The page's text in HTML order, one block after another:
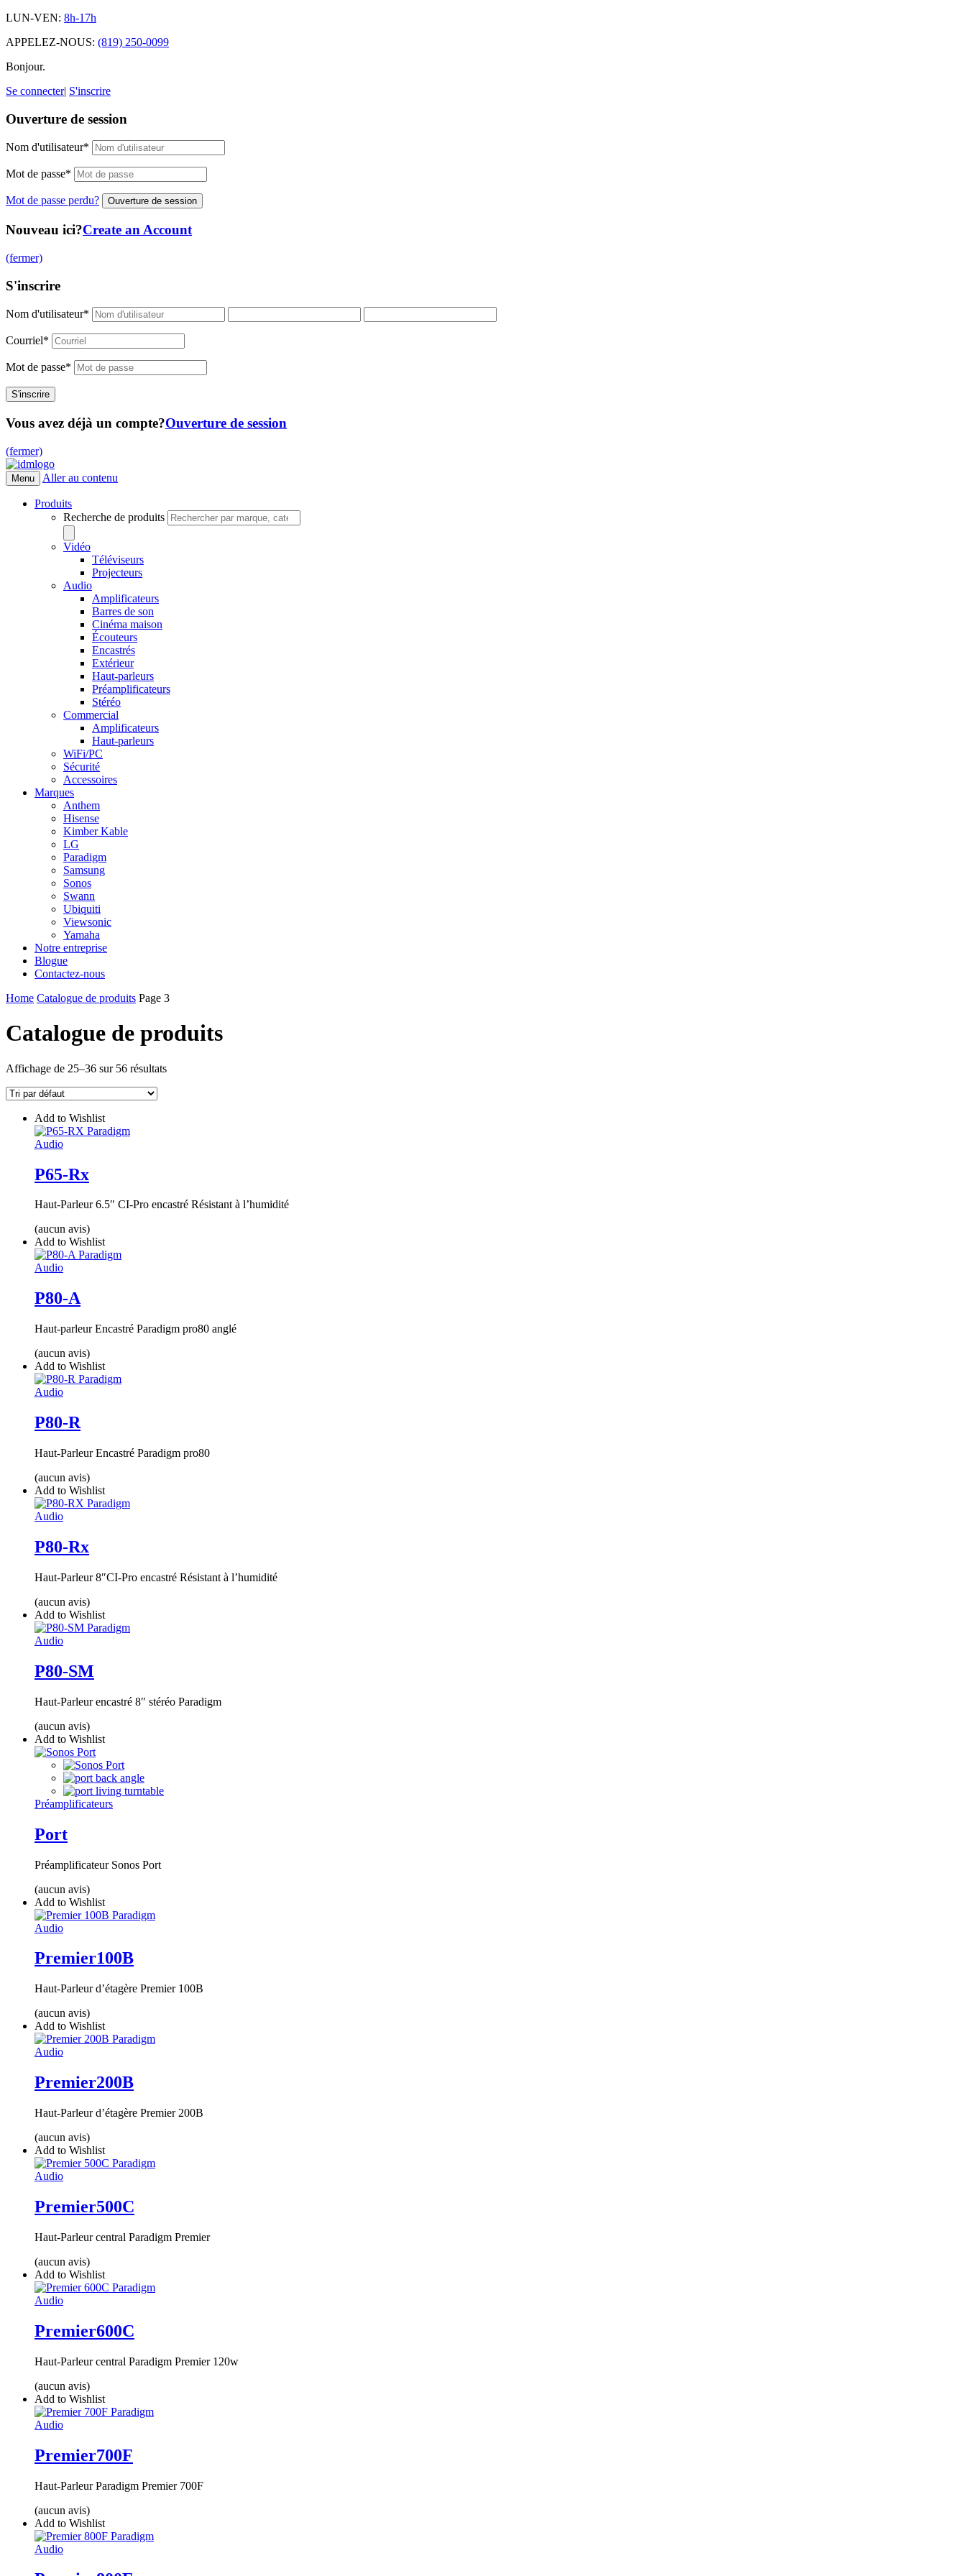
LUN-VEN: 8h-17h
APPELEZ-NOUS: (819) 250-0099
Bonjour.
Se connecter| S'inscrire
Ouverture de session
Nom d'utilisateur*
Mot de passe*
Mot de passe perdu?
Nouveau ici?Create an Account
(fermer)
S'inscrire
Nom d'utilisateur*
Courriel*
Mot de passe*
Vous avez déjà un compte?Ouverture de session
(fermer)
Menu Aller au contenu
Produits
Recherche de produits
Vidéo
Téléviseurs
Projecteurs
Audio
Amplificateurs
Barres de son
Cinéma maison
Écouteurs
Encastrés
Extérieur
Haut-parleurs
Préamplificateurs
Stéréo
Commercial
Amplificateurs
Haut-parleurs
WiFi/PC
Sécurité
Accessoires
Marques
Anthem
Hisense
Kimber Kable
LG
Paradigm
Samsung
Sonos
Swann
Ubiquiti
Viewsonic
Yamaha
Notre entreprise
Blogue
Contactez-nous
Home Catalogue de produits Page 3
Catalogue de produits
Affichage de 25–36 sur 56 résultats
Add to Wishlist
Audio
P65-Rx
Haut-Parleur 6.5″ CI-Pro encastré Résistant à l’humidité
(aucun avis)
Add to Wishlist
Audio
P80-A
Haut-parleur Encastré Paradigm pro80 anglé
(aucun avis)
Add to Wishlist
Audio
P80-R
Haut-Parleur Encastré Paradigm pro80
(aucun avis)
Add to Wishlist
Audio
P80-Rx
Haut-Parleur 8″CI-Pro encastré Résistant à l’humidité
(aucun avis)
Add to Wishlist
Audio
P80-SM
Haut-Parleur encastré 8″ stéréo Paradigm
(aucun avis)
Add to Wishlist
Préamplificateurs
Port
Préamplificateur Sonos Port
(aucun avis)
Add to Wishlist
Audio
Premier100B
Haut-Parleur d’étagère Premier 100B
(aucun avis)
Add to Wishlist
Audio
Premier200B
Haut-Parleur d’étagère Premier 200B
(aucun avis)
Add to Wishlist
Audio
Premier500C
Haut-Parleur central Paradigm Premier
(aucun avis)
Add to Wishlist
Audio
Premier600C
Haut-Parleur central Paradigm Premier 120w
(aucun avis)
Add to Wishlist
Audio
Premier700F
Haut-Parleur Paradigm Premier 700F
(aucun avis)
Add to Wishlist
Audio